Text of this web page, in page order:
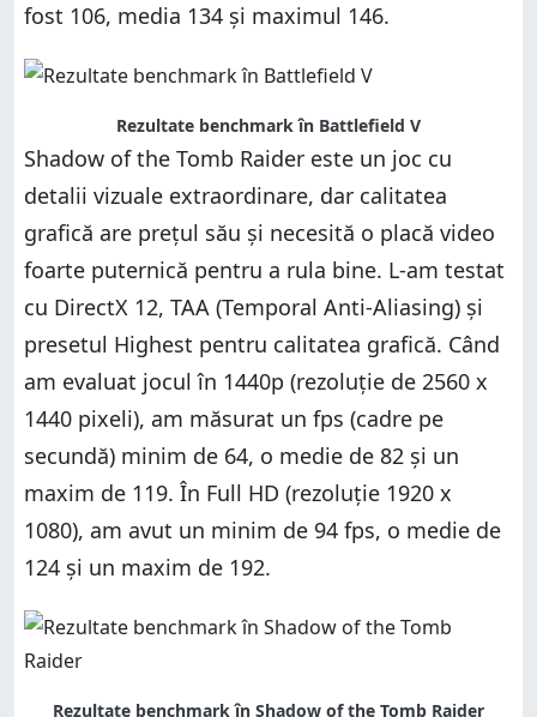
fost 106, media 134 și maximul 146.
Rezultate benchmark în Battlefield V
Shadow of the Tomb Raider este un joc cu
detalii vizuale extraordinare, dar calitatea
grafică are prețul său și necesită o placă video
foarte puternică pentru a rula bine. L-am testat
cu DirectX 12, TAA (Temporal Anti-Aliasing) și
presetul Highest pentru calitatea grafică. Când
am evaluat jocul în 1440p (rezoluție de 2560 x
1440 pixeli), am măsurat un fps (cadre pe
secundă) minim de 64, o medie de 82 și un
maxim de 119. În Full HD (rezoluție 1920 x
1080), am avut un minim de 94 fps, o medie de
124 și un maxim de 192.
Rezultate benchmark în Shadow of the Tomb Raider